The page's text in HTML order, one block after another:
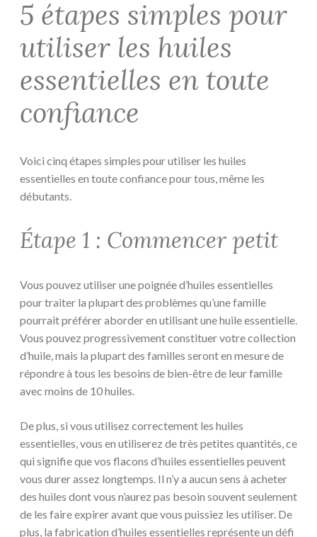
5 étapes simples pour
utiliser les huiles
essentielles en toute
confiance
Voici cinq étapes simples pour utiliser les huiles
essentielles en toute confiance pour tous, même les
débutants.
Étape 1 : Commencer petit
Vous pouvez utiliser une poignée d’huiles essentielles
pour traiter la plupart des problèmes qu’une famille
pourrait préférer aborder en utilisant une huile essentielle.
Vous pouvez progressivement constituer votre collection
d’huile, mais la plupart des familles seront en mesure de
répondre à tous les besoins de bien-être de leur famille
avec moins de 10 huiles.
De plus, si vous utilisez correctement les huiles
essentielles, vous en utiliserez de très petites quantités, ce
qui signifie que vos flacons d’huiles essentielles peuvent
vous durer assez longtemps. Il n’y a aucun sens à acheter
des huiles dont vous n’aurez pas besoin souvent seulement
de les faire expirer avant que vous puissiez les utiliser. De
plus, la fabrication d’huiles essentielles représente un défi